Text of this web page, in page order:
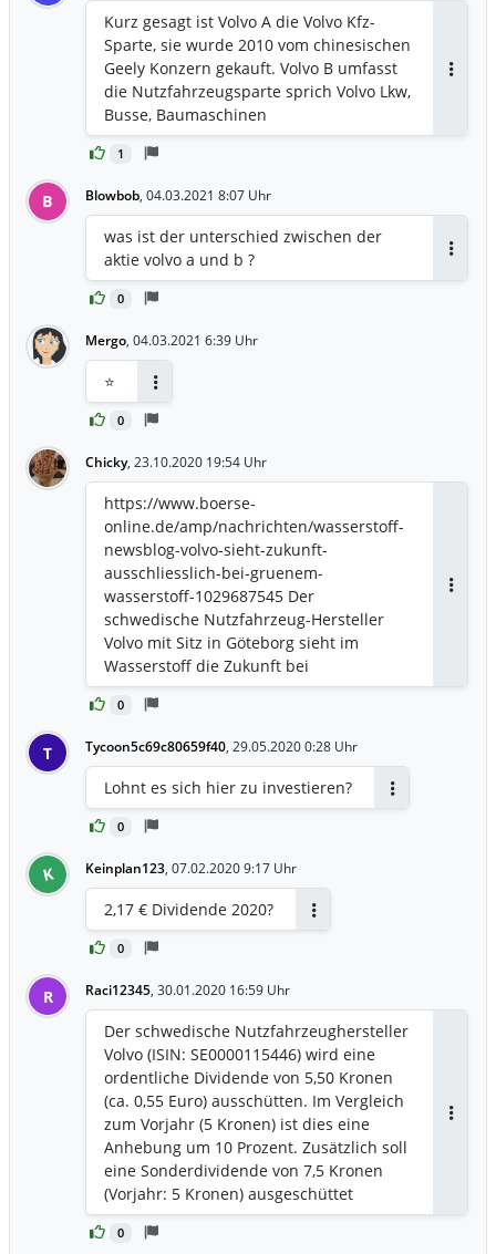
1
Kurz gesagt ist Volvo A die Volvo Kfz-
Sparte, sie wurde 2010 vom chinesischen
Geely Konzern gekauft. Volvo B umfasst
die Nutzfahrzeugsparte sprich Volvo Lkw,
Busse, Baumaschinen
B Blowbob, 04.03.2021 8:07 Uhr
0
was ist der unterschied zwischen der
aktie volvo a und b ?
Mergo, 04.03.2021 6:39 Uhr
0
⭐
Chicky, 23.10.2020 19:54 Uhr
0
https://www.boerse-
online.de/amp/nachrichten/wasserstoff-
newsblog-volvo-sieht-zukunft-
ausschliesslich-bei-gruenem-
wasserstoff-1029687545 Der
schwedische Nutzfahrzeug-Hersteller
Volvo mit Sitz in Göteborg sieht im
Wasserstoff die Zukunft bei
Nutzfahrzeugen: "Künftig werden alle
Lastwagen und Busse mit Wasserstoff
zitiert das Portal Innovationorigins den
Technischen Direktor der Volvo-Gruppe,
Thierry Hours. Dies soll Hours im
Rahmen der Forschungs- und
Kommission gesagt haben. Er sagte
demzufolge auch, dass es wichtig sei,
dass Wasserstoff mit
grüner Energieproduziert wird. Werde
Kohlendioxid freigesetzt, sei das wenig
sinnvoll.
T Tycoon5c69c80659f40, 29.05.2020 0:28 Uhr
0
Lohnt es sich hier zu investieren?
K Keinplan123, 07.02.2020 9:17 Uhr
0
2,17 € Dividende 2020?
R Raci12345, 30.01.2020 16:59 Uhr
0
Der schwedische Nutzfahrzeughersteller
Volvo (ISIN: SE0000115446) wird eine
ordentliche Dividende von 5,50 Kronen
(ca. 0,55 Euro) ausschütten. Im Vergleich
zum Vorjahr (5 Kronen) ist dies eine
Anhebung um 10 Prozent. Zusätzlich soll
eine Sonderdividende von 7,5 Kronen
(Vorjahr: 5 Kronen) ausgeschüttet
werden. Auf Basis des derzeitigen
Börsenkurses von 15,45 Euro beträgt die